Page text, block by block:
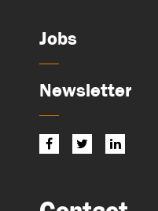
Jobs
Newsletter